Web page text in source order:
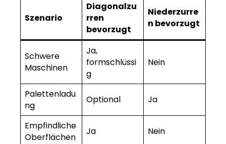
Szenario
Diagonalzu
rren
bevorzugt
Niederzurre
n bevorzugt
Schwere
Maschinen
Ja,
formschlüssi
g
Nein
Palettenladu
ng
Optional Ja
Empfindliche
Oberflächen
Ja Nein